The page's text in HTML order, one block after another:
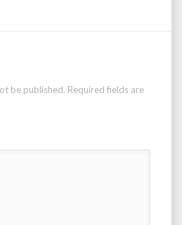
be published. Required fields are